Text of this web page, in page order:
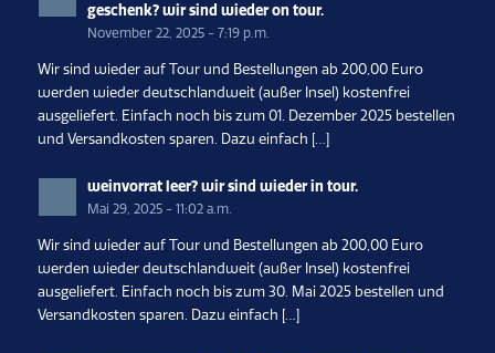
geschenk? wir sind wieder on tour.
November 22, 2025 - 7:19 p.m.
Wir sind wieder auf Tour und Bestellungen ab 200,00 Euro
werden wieder deutschlandweit (außer Insel) kostenfrei
ausgeliefert. Einfach noch bis zum 01. Dezember 2025 bestellen
und Versandkosten sparen. Dazu einfach […]
weinvorrat leer? wir sind wieder in tour.
Mai 29, 2025 - 11:02 a.m.
Wir sind wieder auf Tour und Bestellungen ab 200,00 Euro
werden wieder deutschlandweit (außer Insel) kostenfrei
ausgeliefert. Einfach noch bis zum 30. Mai 2025 bestellen und
Versandkosten sparen. Dazu einfach […]